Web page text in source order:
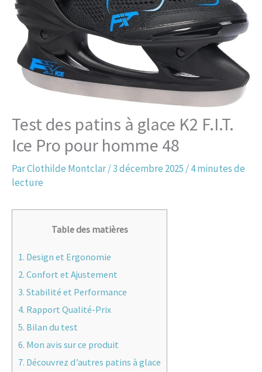
Test des patins à glace K2 F.I.T.
Ice Pro pour homme 48
ParClothilde Montclar/3 décembre 2025 /4 minutes de
lecture
Table des matières
1. Design et Ergonomie
2. Confort et Ajustement
3. Stabilité et Performance
4. Rapport Qualité-Prix
5. Bilan du test
6. Mon avis sur ce produit
7. Découvrez d’autres patins à glace